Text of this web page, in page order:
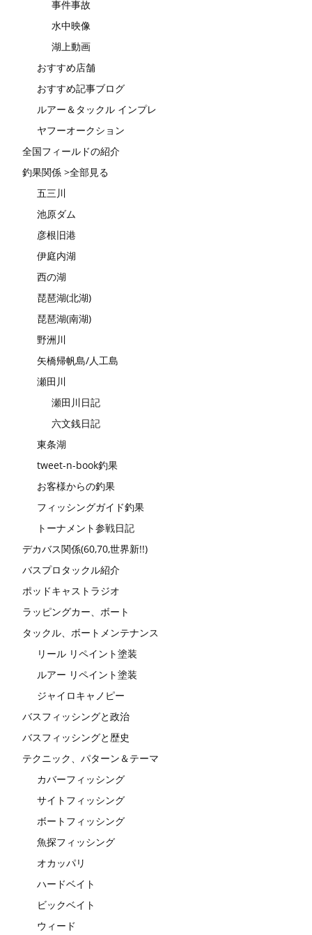
事件事故
水中映像
湖上動画
おすすめ店舗
おすすめ記事ブログ
ルアー＆タックル インプレ
ヤフーオークション
全国フィールドの紹介
釣果関係 >全部見る
五三川
池原ダム
彦根旧港
伊庭内湖
西の湖
琵琶湖(北湖)
琵琶湖(南湖)
野洲川
矢橋帰帆島/人工島
瀬田川
瀬田川日記
六文銭日記
東条湖
tweet-n-book釣果
お客様からの釣果
フィッシングガイド釣果
トーナメント参戦日記
デカバス関係(60,70,世界新!!)
バスプロタックル紹介
ポッドキャストラジオ
ラッピングカー、ボート
タックル、ボートメンテナンス
リール リペイント塗装
ルアー リペイント塗装
ジャイロキャノピー
バスフィッシングと政治
バスフィッシングと歴史
テクニック、パターン＆テーマ
カバーフィッシング
サイトフィッシング
ボートフィッシング
魚探フィッシング
オカッパリ
ハードベイト
ビックベイト
ウィード